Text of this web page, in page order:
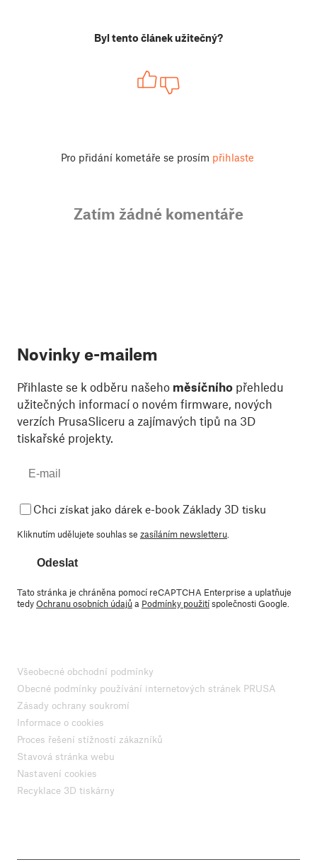
Byl tento článek užitečný?
Pro přidání kometáře se prosím přihlaste
Zatím žádné komentáře
Novinky e-mailem
Přihlaste se k odběru našeho měsíčního přehledu
užitečných informací o novém firmware, nových
verzích PrusaSliceru a zajímavých tipů na 3D
tiskařské projekty.
Chci získat jako dárek e-book Základy 3D tisku
Kliknutím udělujete souhlas se zasíláním newsletteru
Odeslat
Tato stránka je chráněna pomocí reCAPTCHA Enterprise a uplatňuje
tedyOchranu osobních údajůa Podmínky použitíspolečnosti Google.
Všeobecné obchodní podmínky
Obecné podmínky používání internetových stránek PRUSA
Zásady ochrany soukromí
Informace o cookies
Proces řešení stížností zákazníků
Stavová stránka webu
Nastavení cookies
Recyklace 3D tiskárny